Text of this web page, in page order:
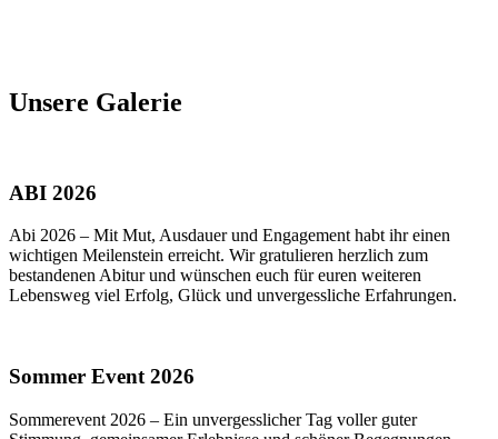
Unsere Galerie
ABI 2026
Abi 2026 – Mit Mut, Ausdauer und Engagement habt ihr einen
wichtigen Meilenstein erreicht. Wir gratulieren herzlich zum
bestandenen Abitur und wünschen euch für euren weiteren
Lebensweg viel Erfolg, Glück und unvergessliche Erfahrungen.
Sommer Event 2026
Sommerevent 2026 – Ein unvergesslicher Tag voller guter